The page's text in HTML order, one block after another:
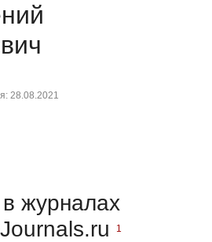
28.08.2021
журналах
1